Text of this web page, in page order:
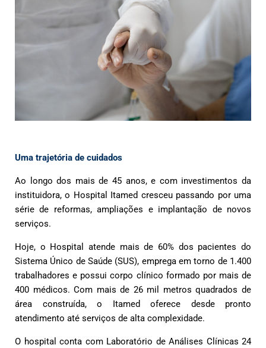
Uma trajetória de cuidados
Ao longo dos mais de 45 anos, e com investimentos da
instituidora, o Hospital Itamed cresceu passando por uma
série de reformas, ampliações e implantação de novos
serviços.
Hoje, o Hospital atende mais de 60% dos pacientes do
Sistema Único de Saúde (SUS), emprega em torno de 1.400
trabalhadores e possui corpo clínico formado por mais de
400 médicos. Com mais de 26 mil metros quadrados de
área construída, o Itamed oferece desde pronto
atendimento até serviços de alta complexidade.
O hospital conta com Laboratório de Análises Clínicas 24